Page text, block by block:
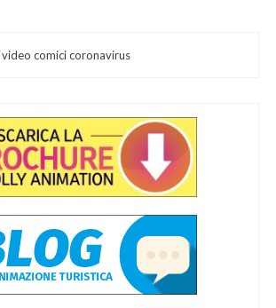
video comici coronavirus